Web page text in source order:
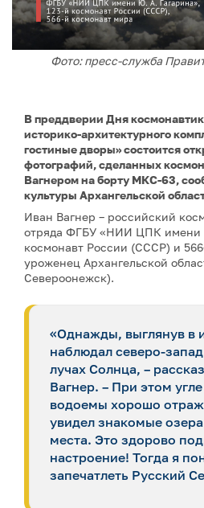
Фото: пресс-служба
В преддверии Дня
историко-архитектурного
гостиные дворы» состоится
фотографий, сделанных
Вагнером на борту МКС-63,
культуры Архангельской
Иван Вагнер – российский
отряда ФГБУ «НИИ ЦПК имени
космонавт России (СССР) и
уроженец Архангельской
Североонежск).
«Однажды, выглянув в
наблюдал северо-
лучах Солнца, –
Вагнер. – При этом
водоемы хорошо
увидел знакомые
места. Это здорово
настроение! Тогда я
запечатлеть Русский